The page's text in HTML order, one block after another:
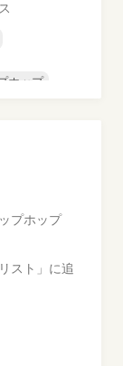
ホップ
プホップ
スト」に追